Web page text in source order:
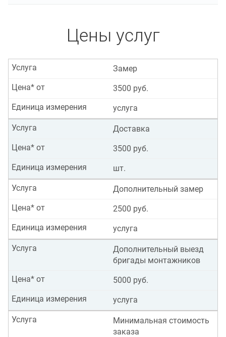
Цены услуг
Замер
Услуга
3500 руб.
Цена* от
услуга
Единица измерения
Доставка
Услуга
3500 руб.
Цена* от
шт.
Единица измерения
Дополнительный замер
Услуга
2500 руб.
Цена* от
услуга
Единица измерения
Дополнительный выезд
бригады монтажников
Услуга
5000 руб.
Цена* от
услуга
Единица измерения
Минимальная стоимость
заказа
Услуга